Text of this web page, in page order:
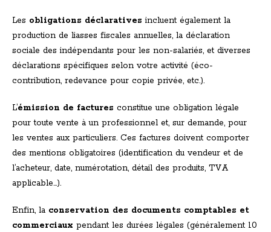
Les obligations déclaratives incluent également la
production de liasses fiscales annuelles, la déclaration
sociale des indépendants pour les non-salariés, et diverses
déclarations spécifiques selon votre activité (éco-
contribution, redevance pour copie privée, etc.).
L’émission de factures constitue une obligation légale
pour toute vente à un professionnel et, sur demande, pour
les ventes aux particuliers. Ces factures doivent comporter
des mentions obligatoires (identification du vendeur et de
l’acheteur, date, numérotation, détail des produits, TVA
applicable…).
Enfin, la conservation des documents comptables et
commerciaux pendant les durées légales (généralement 10